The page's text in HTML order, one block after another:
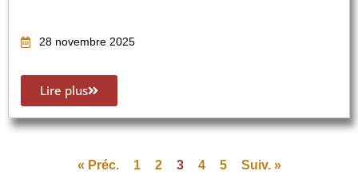
28 novembre 2025
Lire plus
« Préc. 1 2 3 4 5 Suiv. »